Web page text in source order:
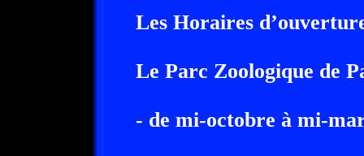
Les Horaires
Le Parc Zoologique de
- de mi-octobre à mi-